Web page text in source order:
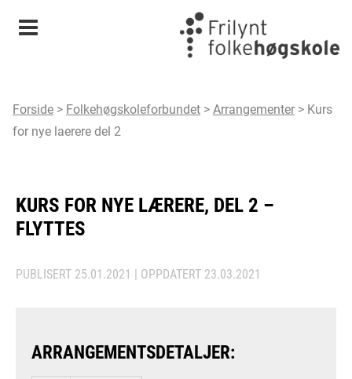
Meny
Forside > Folkehøgskoleforbundet >Arrangementer > Kurs
for nye laerere del 2
KURS FOR NYE LÆRERE, DEL 2 –
FLYTTES
PUBLISERT 25.01.2021 | OPPDATERT 23.03.2021
ARRANGEMENTSDETALJER: